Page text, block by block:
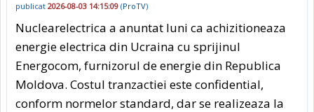
publicat 2026-08-03 14:15:09 (ProTV)
Nuclearelectrica a anuntat luni ca achizitioneaza
energie electrica din Ucraina cu sprijinul
Energocom, furnizorul de energie din Republica
Moldova. Costul tranzactiei este confidential,
conform normelor standard, dar se realizeaza la